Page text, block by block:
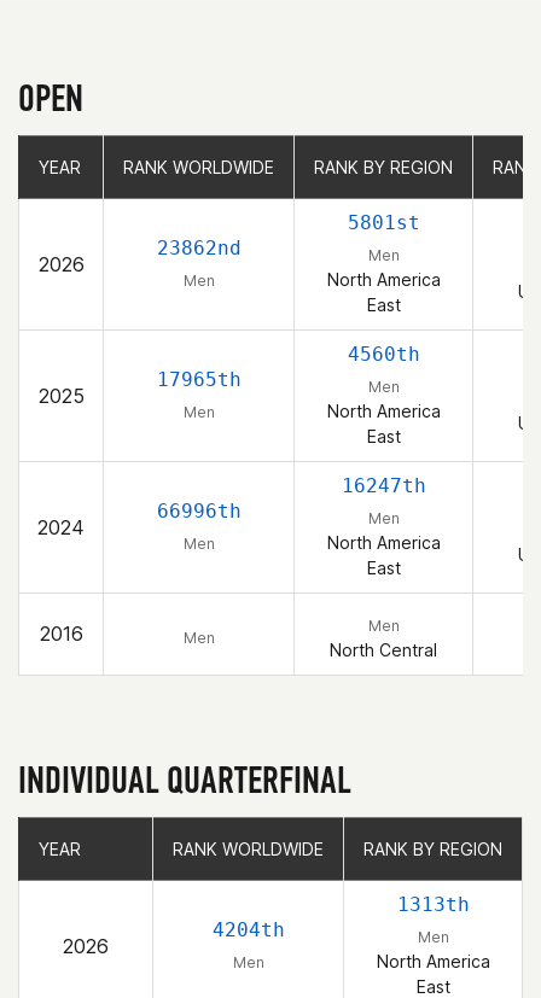
OPEN
YEAR RANK WORLDWIDE RANK BY REGION
2026
23862nd
Men
5801st
Men
North America
East
2025
17965th
Men
4560th
Men
North America
East
2024
66996th
Men
16247th
Men
North America
East
2016 Men
Men
North Central
YEAR RANK WORLDWIDE RANK BY REGION
INDIVIDUAL QUARTERFINAL
YEAR RANK WORLDWIDE RANK BY REGION
2026
4204th
Men
1313th
Men
North America
East
YEAR RANK WORLDWIDE RANK BY REGION